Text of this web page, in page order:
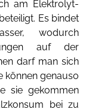
am Elektrolyt-
Es bindet
wodurch
auf der
darf man sich
können genauso
sie gekommen
bei zu